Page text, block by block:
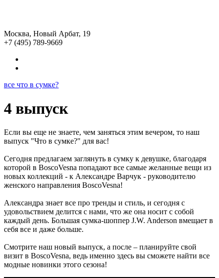
Москва, Новый Арбат, 19
+7 (495) 789-9669
все что в сумке?
4 выпуск
Если вы еще не знаете, чем заняться этим вечером, то наш
выпуск "Что в сумке?" для вас!
Сегодня предлагаем заглянуть в сумку к девушке, благодаря
которой в BoscoVesna попадают все самые желанные вещи из
новых коллекций - к Александре Варчук - руководителю
женского направления BoscoVesna!
Александра знает все про тренды и стиль, и сегодня с
удовольствием делится с нами, что же она носит с собой
каждый день. Большая сумка-шоппер J.W. Anderson вмещает в
себя все и даже больше.
Смотрите наш новый выпуск, а после – планируйте свой
визит в BoscoVesna, ведь именно здесь вы сможете найти все
модные новинки этого сезона!